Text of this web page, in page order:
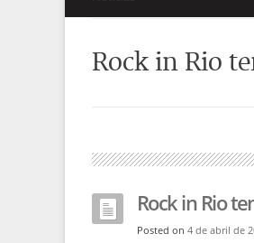
Rock in Rio
Rock in Rio
Posted on 4 de abril de